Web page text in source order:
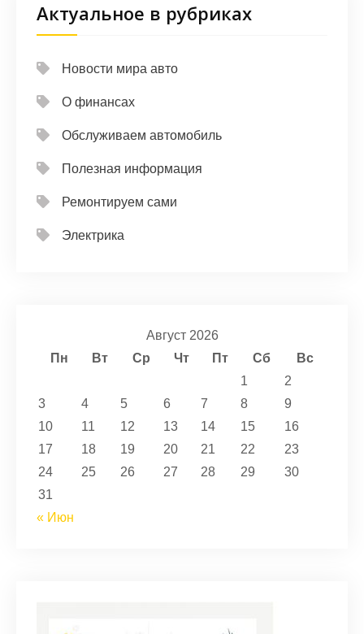
Актуальное в рубриках
Новости мира авто
О финансах
Обслуживаем автомобиль
Полезная информация
Ремонтируем сами
Электрика
Август 2026
Пн
Вт Ср Чт Пт Сб
Вс
1
2
3
4 5 6 7 8
9
10
11 12 13 14 15
16
17
18 19 20 21 22
23
24
25 26 27 28 29
30
31
« Июн